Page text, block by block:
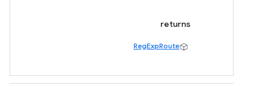
returns
RegExpRoute